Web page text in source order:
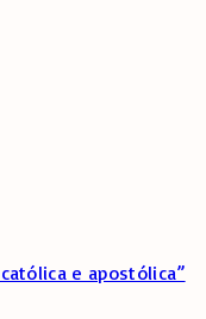
e apostólica”